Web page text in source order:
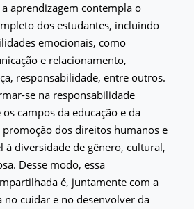
aprendizagem contempla o
dos estudantes, incluindo
emocionais, como
e relacionamento,
responsabilidade, entre outros.
se na responsabilidade
campos da educação e da
promoção dos direitos humanos e
à diversidade de gênero, cultural,
Desse modo, essa
é, juntamente com a
cuidar e no desenvolver da